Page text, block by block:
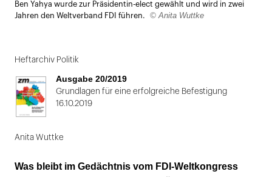
Ben Yahya wurde zur Präsidentin-elect gewählt und wird in zwei
Jahren den Weltverband FDI führen.
© Anita Wuttke
Heftarchiv Politik
Ausgabe 20/2019
Grundlagen für eine erfolgreiche Befestigung
16.10.2019
Anita Wuttke
Was bleibt im Gedächtnis vom FDI-Weltkongress